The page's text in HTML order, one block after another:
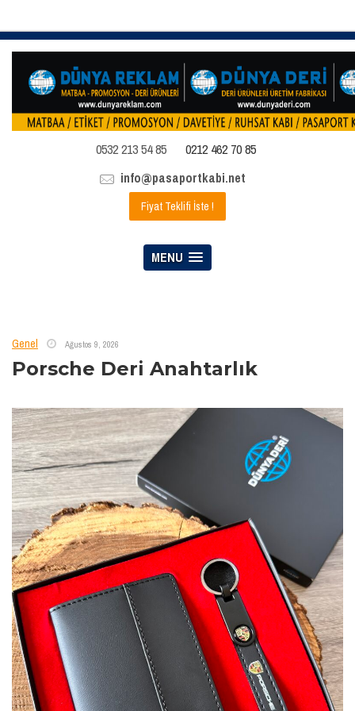
0532 213 54 85
0212 462 70 85
info@pasaportkabi.net
Fiyat Teklifi İste !
MENU
Genel Ağustos 9, 2026
Porsche Deri Anahtarlık